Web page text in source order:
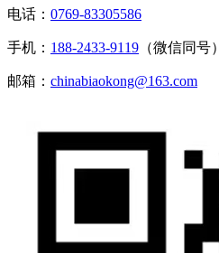
电话： 0769-83305586
手机： 188-2433-9119 （微信同号）
邮箱： chinabiaokong@163.com